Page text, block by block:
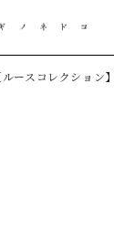
ルースコレクション